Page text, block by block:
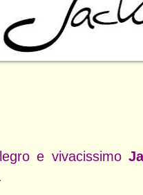
e vivacissimo